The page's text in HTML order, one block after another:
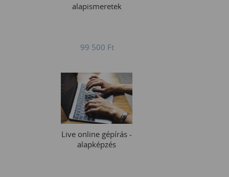
alapismeretek
99 500 Ft
Live online gépírás -
alapképzés